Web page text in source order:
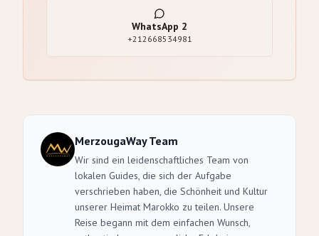
WhatsApp 2
+212668534981
MerzougaWay Team
Wir sind ein leidenschaftliches Team von
lokalen Guides, die sich der Aufgabe
verschrieben haben, die Schönheit und Kultur
unserer Heimat Marokko zu teilen. Unsere
Reise begann mit dem einfachen Wunsch,